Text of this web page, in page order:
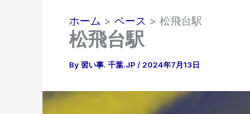
ホーム ベース 松飛台駅
松飛台駅
By習い事. 千葉.JP / 2024年7月13日